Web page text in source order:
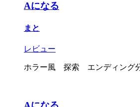
Aになる
まと
レビュー
ホラー風 探索 エンディング